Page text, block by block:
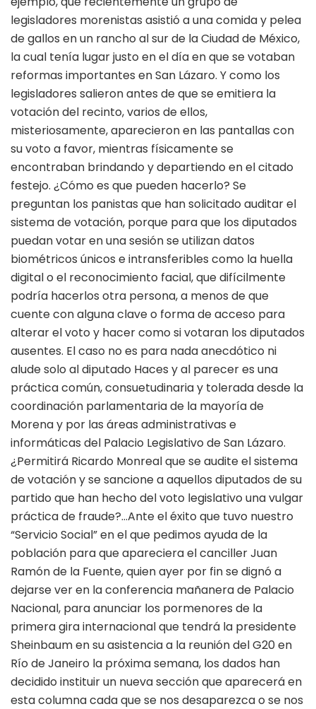
legisladores morenistas asistió a una comida y pelea
de gallos en un rancho al sur de la Ciudad de México,
la cual tenía lugar justo en el día en que se votaban
reformas importantes en San Lázaro. Y como los
legisladores salieron antes de que se emitiera la
votación del recinto, varios de ellos,
misteriosamente, aparecieron en las pantallas con
su voto a favor, mientras físicamente se
encontraban brindando y departiendo en el citado
festejo. ¿Cómo es que pueden hacerlo? Se
preguntan los panistas que han solicitado auditar el
sistema de votación, porque para que los diputados
puedan votar en una sesión se utilizan datos
biométricos únicos e intransferibles como la huella
digital o el reconocimiento facial, que difícilmente
podría hacerlos otra persona, a menos de que
cuente con alguna clave o forma de acceso para
alterar el voto y hacer como si votaran los diputados
ausentes. El caso no es para nada anecdótico ni
alude solo al diputado Haces y al parecer es una
práctica común, consuetudinaria y tolerada desde la
coordinación parlamentaria de la mayoría de
Morena y por las áreas administrativas e
informáticas del Palacio Legislativo de San Lázaro.
¿Permitirá Ricardo Monreal que se audite el sistema
de votación y se sancione a aquellos diputados de su
partido que han hecho del voto legislativo una vulgar
práctica de fraude?…Ante el éxito que tuvo nuestro
“Servicio Social” en el que pedimos ayuda de la
población para que apareciera el canciller Juan
Ramón de la Fuente, quien ayer por fin se dignó a
dejarse ver en la conferencia mañanera de Palacio
Nacional, para anunciar los pormenores de la
primera gira internacional que tendrá la presidente
Sheinbaum en su asistencia a la reunión del G20 en
Río de Janeiro la próxima semana, los dados han
decidido instituir un nueva sección que aparecerá en
esta columna cada que se nos desaparezca o se nos